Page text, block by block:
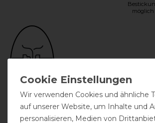
möglich
Einfacher
Frontverschluss
Wir verwenden Cookies und ähnliche
auf unserer Website, um Inhalte und
personalisieren, Medien von